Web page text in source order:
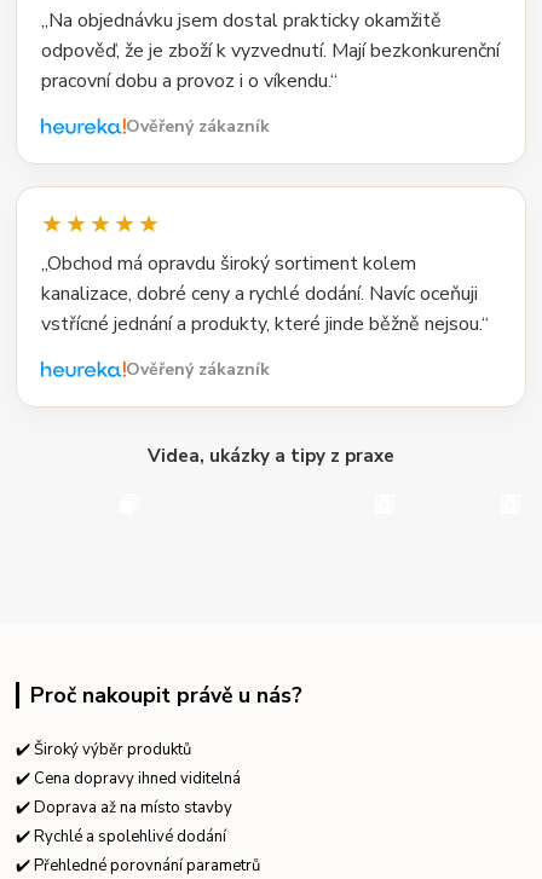
„Na objednávku jsem dostal prakticky okamžitě
odpověď, že je zboží k vyzvednutí. Mají bezkonkurenční
pracovní dobu a provoz i o víkendu.“
Ověřený zákazník
★★★★★
„Obchod má opravdu široký sortiment kolem
kanalizace, dobré ceny a rychlé dodání. Navíc oceňuji
vstřícné jednání a produkty, které jinde běžně nejsou.“
Ověřený zákazník
Videa, ukázky a tipy z praxe
Proč nakoupit právě u nás?
✔️ Široký výběr produktů
✔️ Cena dopravy ihned viditelná
✔️ Doprava až na místo stavby
✔️ Rychlé a spolehlivé dodání
✔️ Přehledné porovnání parametrů